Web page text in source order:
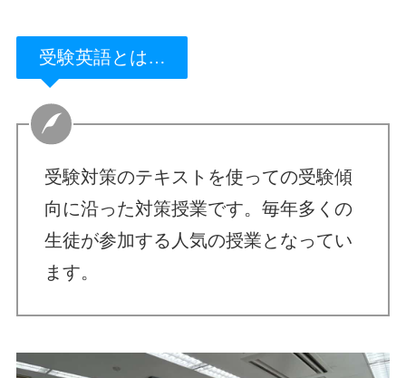
受験英語とは…
受験対策のテキストを使っての受験傾
向に沿った対策授業です。毎年多くの
生徒が参加する人気の授業となってい
ます。